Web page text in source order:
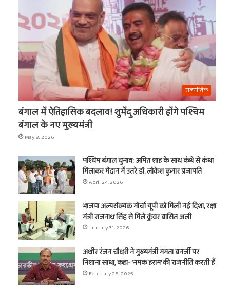
राजनीतिक
बंगाल में ऐतिहासिक बदलाव! शुभेंदु अधिकारी होंगे पश्चिम
बंगाल के नए मुख्यमंत्री
May 8, 2026
पश्चिम बंगाल चुनाव: अमित शाह के साथ कंधे से कंधा
मिलाकर मैदान में उतरे डॉ. लोकेश कुमार प्रजापति
April 24, 2026
भाजपा अल्पसंख्यक मोर्चा यूपी को मिली नई दिशा, रक्षा
मंत्री राजनाथ सिंह से मिले कुंवर बासित अली
January 31, 2026
अधीर रंजन चौधरी ने मुख्यमंत्री ममता बनर्जी पर
निशाना साधा, कहा- ‘नमक हराम’ की राजनीति करती हैं
February 28, 2025